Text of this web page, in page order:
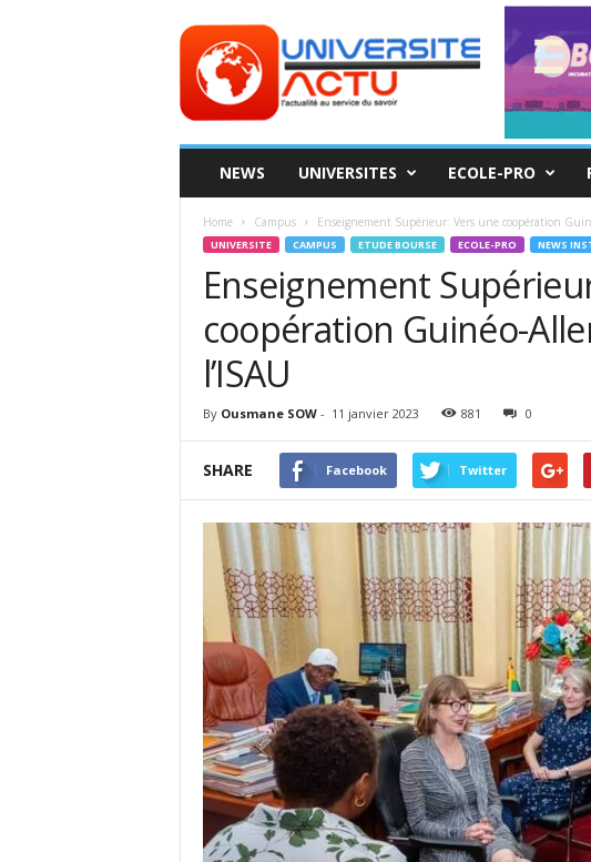
ACTU
NEWS UNIVERSITES ECOLE-PRO
Home Campus Enseignement Supérieur: Vers une coopération
UNIVERSITE CAMPUS ETUDE BOURSE ECOLE-PRO NEWS
Enseignement
coopération Guinéo-
l’ISAU
By Ousmane SOW- 11 janvier 2023 881 0
SHARE Facebook Twitter